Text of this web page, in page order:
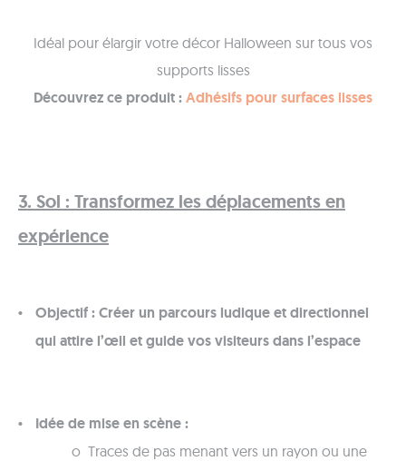
Idéal pour élargir votre décor Halloween sur tous vos
supports lisses
Découvrez ce produit :Adhésifs pour surfaces lisses
3. Sol : Transformez les déplacements en
expérience
Objectif : Créer un parcours ludique et directionnel
qui attire l’œil et guide vos visiteurs dans l’espace
Idée de mise en scène :
o Traces de pas menant vers un rayon ou une